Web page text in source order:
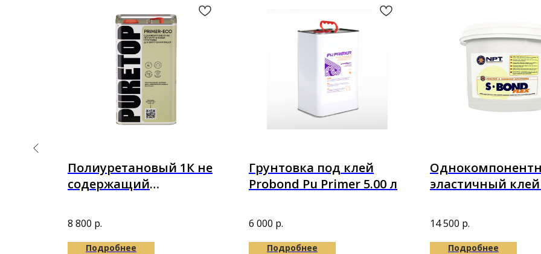
Полиуретановый 1К не
содержащий
Puretop Primer-ECO 4,5 кг
(5л)
8 800 р.
Подробнее
Грунтовка под клей
Probond Pu Primer 5.00 л
6 000 р.
Подробнее
эластичный клей
Полимера 14кг
14 500 р.
Подробнее